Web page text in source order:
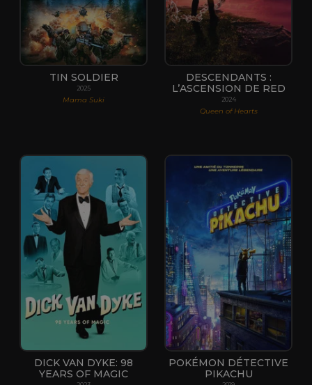
TIN SOLDIER
2025
Mama Suki
DESCENDANTS :
L’ASCENSION DE RED
2024
Queen of Hearts
DICK VAN DYKE: 98
YEARS OF MAGIC
POKÉMON DÉTECTIVE
PIKACHU